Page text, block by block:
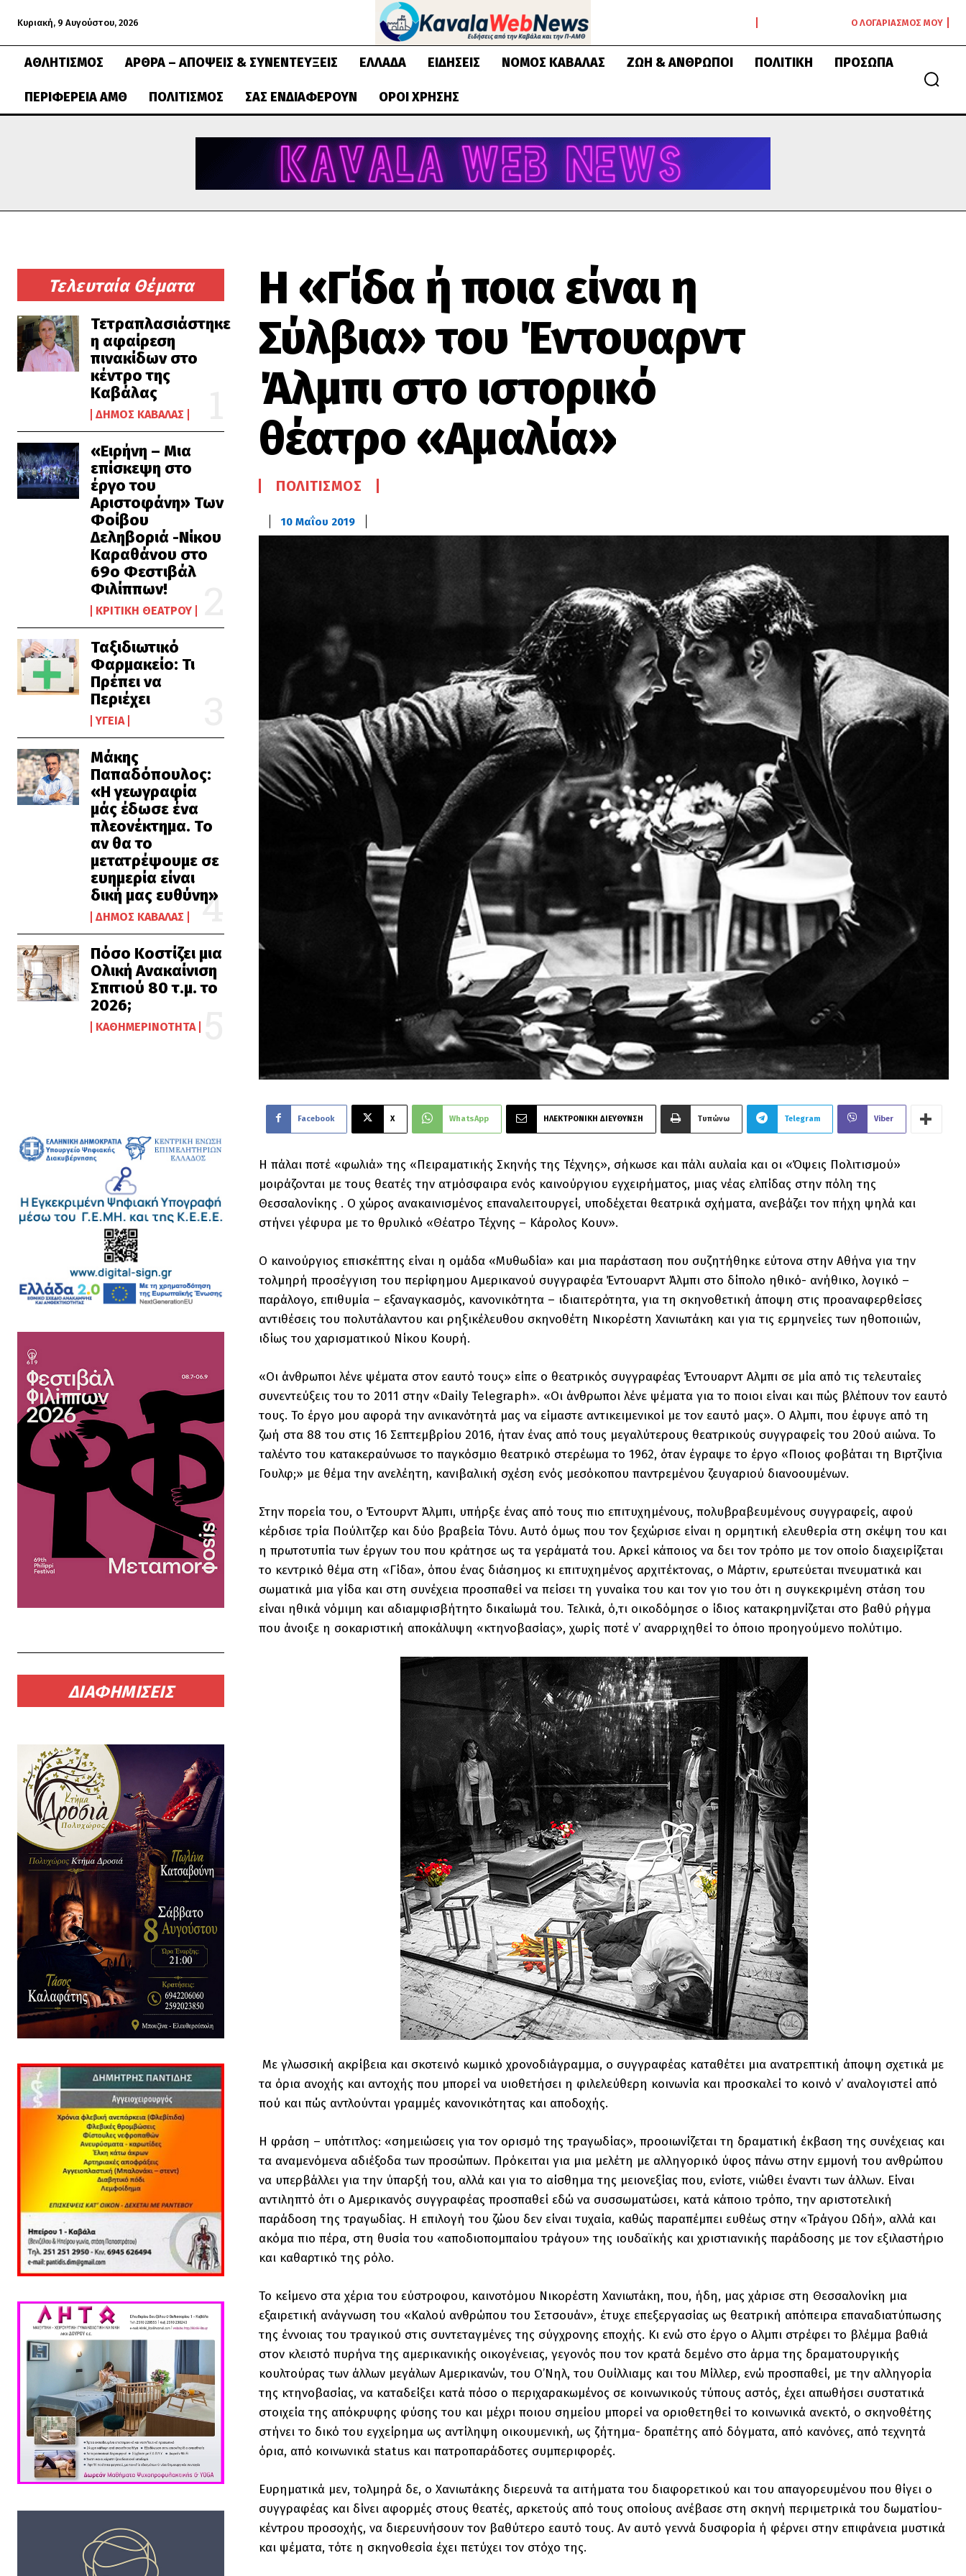
Κυριακή, 9 Αυγούστου, 2026 Ο ΛΟΓΑΡΙΑΣΜΌΣ ΜΟΥ
ΑΘΛΗΤΙΣΜΌΣ ΆΡΘΡΑ – ΑΠΌΨΕΙΣ & ΣΥΝΕΝΤΕΎΞΕΙΣ ΕΛΛΆΔΑ ΕΙΔΉΣΕΙΣ ΝΟΜΌΣ ΚΑΒΆΛΑΣ ΖΩΉ & ΆΝΘΡΩΠΟΙ ΠΟΛΙΤΙΚΉ ΠΡΌΣΩΠΑ
ΠΕΡΙΦΈΡΕΙΑ ΑΜΘ ΠΟΛΙΤΙΣΜΌΣ ΣΑΣ ΕΝΔΙΑΦΈΡΟΥΝ ΌΡΟΙ ΧΡΉΣΗΣ
Τελευταία Θέματα
Τετραπλασιάστηκε
η αφαίρεση
πινακίδων στο
κέντρο της
Καβάλας
ΔΉΜΟΣ ΚΑΒΆΛΑΣ
«Ειρήνη – Μια
επίσκεψη στο
έργο του
Αριστοφάνη» Των
Φοίβου
Δεληβοριά -Νίκου
Καραθάνου στο
69ο Φεστιβάλ
Φιλίππων!
ΚΡΙΤΙΚΉ ΘΕΆΤΡΟΥ
Ταξιδιωτικό
Φαρμακείο: Τι
Πρέπει να
Περιέχει
ΥΓΕΊΑ
Μάκης
Παπαδόπουλος:
«Η γεωγραφία
μάς έδωσε ένα
πλεονέκτημα. Το
αν θα το
μετατρέψουμε σε
ευημερία είναι
δική μας ευθύνη»
ΔΉΜΟΣ ΚΑΒΆΛΑΣ
Πόσο Κοστίζει μια
Ολική Ανακαίνιση
Σπιτιού 80 τ.μ. το
2026;
ΚΑΘΗΜΕΡΙΝΌΤΗΤΑ
ΔΙΑΦΗΜΙΣΕΙΣ
Η «Γίδα ή ποια είναι η
Σύλβια» του Έντουαρντ
Άλμπι στο ιστορικό
θέατρο «Αμαλία»
ΠΟΛΙΤΙΣΜΌΣ
10 Μαΐου 2019
Facebook X WhatsApp ΗΛΕΚΤΡΟΝΙΚΗ ΔΙΕΥΘΥΝΣΗ Τυπώνω Telegram Viber
Η πάλαι ποτέ «φωλιά» της «Πειραματικής Σκηνής της Τέχνης», σήκωσε και πάλι αυλαία και οι «Όψεις Πολιτισμού»
μοιράζονται με τους θεατές την ατμόσφαιρα ενός καινούργιου εγχειρήματος, μιας νέας ελπίδας στην πόλη της
Θεσσαλονίκης . Ο χώρος ανακαινισμένος επαναλειτουργεί, υποδέχεται θεατρικά σχήματα, ανεβάζει τον πήχη ψηλά και
στήνει γέφυρα με το θρυλικό «Θέατρο Τέχνης – Κάρολος Κουν».
Ο καινούργιος επισκέπτης είναι η ομάδα «Μυθωδία» και μια παράσταση που συζητήθηκε εύτονα στην Αθήνα για την
τολμηρή προσέγγιση του περίφημου Αμερικανού συγγραφέα Έντουαρντ Άλμπι στο δίπολο ηθικό- ανήθικο, λογικό –
παράλογο, επιθυμία – εξαναγκασμός, κανονικότητα – ιδιαιτερότητα, για τη σκηνοθετική άποψη στις προαναφερθείσες
αντιθέσεις του πολυτάλαντου και ρηξικέλευθου σκηνοθέτη Νικορέστη Χανιωτάκη και για τις ερμηνείες των ηθοποιιών,
ιδίως του χαρισματικού Νίκου Κουρή.
«Οι άνθρωποι λένε ψέματα στον εαυτό τους» είπε ο θεατρικός συγγραφέας Έντουαρντ Αλμπι σε μία από τις τελευταίες
συνεντεύξεις του το 2011 στην «Daily Telegraph». «Οι άνθρωποι λένε ψέματα για το ποιοι είναι και πώς βλέπουν τον εαυτό
τους. Το έργο μου αφορά την ανικανότητά μας να είμαστε αντικειμενικοί με τον εαυτό μας». Ο Αλμπι, που έφυγε από τη
ζωή στα 88 του στις 16 Σεπτεμβρίου 2016, ήταν ένας από τους μεγαλύτερους θεατρικούς συγγραφείς του 20ού αιώνα. Το
ταλέντο του κατακεραύνωσε το παγκόσμιο θεατρικό στερέωμα το 1962, όταν έγραψε το έργο «Ποιος φοβάται τη Βιρτζίνια
Γουλφ;» με θέμα την ανελέητη, κανιβαλική σχέση ενός μεσόκοπου παντρεμένου ζευγαριού διανοουμένων.
Στην πορεία του, ο Έντουρντ Άλμπι, υπήρξε ένας από τους πιο επιτυχημένους, πολυβραβευμένους συγγραφείς, αφού
κέρδισε τρία Πούλιτζερ και δύο βραβεία Τόνυ. Αυτό όμως που τον ξεχώρισε είναι η ορμητική ελευθερία στη σκέψη του και
η πρωτοτυπία των έργων του που κράτησε ως τα γεράματά του. Αρκεί κάποιος να δει τον τρόπο με τον οποίο διαχειρίζεται
το κεντρικό θέμα στη «Γίδα», όπου ένας διάσημος κι επιτυχημένος αρχιτέκτονας, ο Μάρτιν, ερωτεύεται πνευματικά και
σωματικά μια γίδα και στη συνέχεια προσπαθεί να πείσει τη γυναίκα του και τον γιο του ότι η συγκεκριμένη στάση του
είναι ηθικά νόμιμη και αδιαμφισβήτητο δικαίωμά του. Τελικά, ό,τι οικοδόμησε ο ίδιος κατακρημνίζεται στο βαθύ ρήγμα
που άνοιξε η σοκαριστική αποκάλυψη «κτηνοβασίας», χωρίς ποτέ ν’ αναρριχηθεί το όποιο προηγούμενο πολύτιμο.
Με γλωσσική ακρίβεια και σκοτεινό κωμικό χρονοδιάγραμμα, ο συγγραφέας καταθέτει μια ανατρεπτική άποψη σχετικά με
τα όρια ανοχής και αντοχής που μπορεί να υιοθετήσει η φιλελεύθερη κοινωνία και προσκαλεί το κοινό ν’ αναλογιστεί από
πού και πώς αντλούνται γραμμές κανονικότητας και αποδοχής.
Η φράση – υπότιτλος: «σημειώσεις για τον ορισμό της τραγωδίας», προοιωνίζεται τη δραματική έκβαση της συνέχειας και
τα αναμενόμενα αδιέξοδα των προσώπων. Πρόκειται για μια μελέτη με αλληγορικό ύφος πάνω στην εμμονή του ανθρώπου
να υπερβάλλει για την ύπαρξή του, αλλά και για το αίσθημα της μειονεξίας που, ενίοτε, νιώθει έναντι των άλλων. Είναι
αντιληπτό ότι ο Αμερικανός συγγραφέας προσπαθεί εδώ να συσσωματώσει, κατά κάποιο τρόπο, την αριστοτελική
παράδοση της τραγωδίας. Η επιλογή του ζώου δεν είναι τυχαία, καθώς παραπέμπει ευθέως στην «Τράγου Ωδή», αλλά και
ακόμα πιο πέρα, στη θυσία του «αποδιοπομπαίου τράγου» της ιουδαϊκής και χριστιανικής παράδοσης με τον εξιλαστήριο
και καθαρτικό της ρόλο.
Το κείμενο στα χέρια του εύστροφου, καινοτόμου Νικορέστη Χανιωτάκη, που, ήδη, μας χάρισε στη Θεσσαλονίκη μια
εξαιρετική ανάγνωση του «Καλού ανθρώπου του Σετσουάν», έτυχε επεξεργασίας ως θεατρική απόπειρα επαναδιατύπωσης
της έννοιας του τραγικού στις συντεταγμένες της σύγχρονης εποχής. Κι ενώ στο έργο ο Αλμπι στρέφει το βλέμμα βαθιά
στον κλειστό πυρήνα της αμερικανικής οικογένειας, γεγονός που τον κρατά δεμένο στο άρμα της δραματουργικής
κουλτούρας των άλλων μεγάλων Αμερικανών, του Ο’Νηλ, του Ουίλλιαμς και του Μίλλερ, ενώ προσπαθεί, με την αλληγορία
της κτηνοβασίας, να καταδείξει κατά πόσο ο περιχαρακωμένος σε κοινωνικούς τύπους αστός, έχει απωθήσει συστατικά
στοιχεία της απόκρυφης φύσης του και μέχρι ποιου σημείου μπορεί να οριοθετηθεί το κοινωνικά ανεκτό, ο σκηνοθέτης
στήνει το δικό του εγχείρημα ως αντίληψη οικουμενική, ως ζήτημα- δραπέτης από δόγματα, από κανόνες, από τεχνητά
όρια, από κοινωνικά status και πατροπαράδοτες συμπεριφορές.
Ευρηματικά μεν, τολμηρά δε, ο Χανιωτάκης διερευνά τα αιτήματα του διαφορετικού και του απαγορευμένου που θίγει ο
συγγραφέας και δίνει αφορμές στους θεατές, αρκετούς από τους οποίους ανέβασε στη σκηνή περιμετρικά του δωματίου-
κέντρου προσοχής, να διερευνήσουν τον βαθύτερο εαυτό τους. Αν αυτό γεννά δυσφορία ή φέρνει στην επιφάνεια μυστικά
και ψέματα, τότε η σκηνοθεσία έχει πετύχει τον στόχο της.